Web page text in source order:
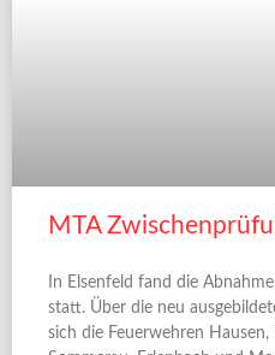
MTA
In Elsenfeld fand die
statt. Über die neu
sich die Feuerwehren Hausen,